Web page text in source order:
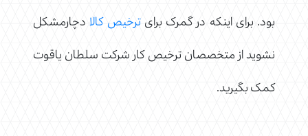
بود. برای اینکه در گمرک برایترخیص کالادچارمشکل
نشوید از متخصصان ترخیص کار شرکت سلطان یاقوت
کمک بگیرید.